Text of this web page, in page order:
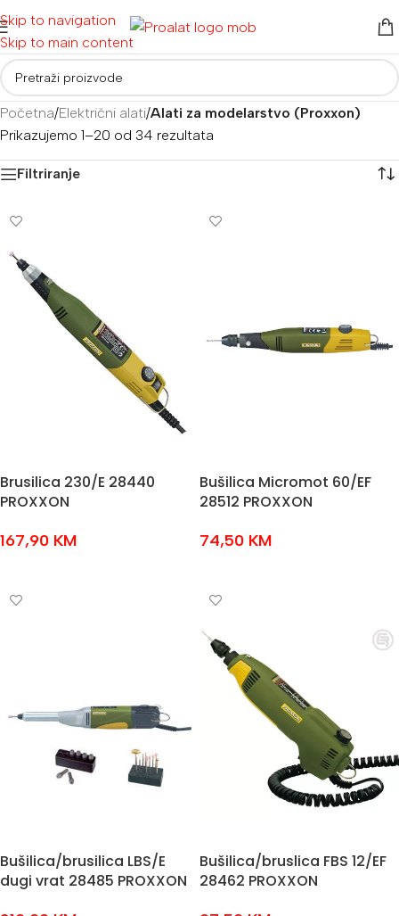
Skip to navigation
Skip to main content
Početna/Električni alati/Alati za modelarstvo (Proxxon)
Prikazujemo 1–20 od 34 rezultata
Filtriranje
Brusilica 230/E 28440
PROXXON
167,90 KM
Bušilica Micromot 60/EF
28512 PROXXON
74,50 KM
Bušilica/brusilica LBS/E
dugi vrat 28485 PROXXON
Bušilica/bruslica FBS 12/EF
28462 PROXXON